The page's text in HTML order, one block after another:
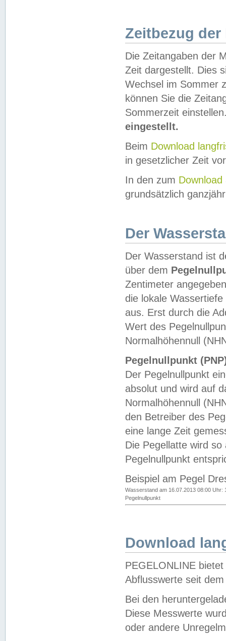
Zeitbezug der
Die Zeitangaben der
Zeit dargestellt. Dies
Wechsel im Sommer
können Sie die
Sommerzeit
eingestellt.
Beim Download
in gesetzlicher Zeit
In den zum Download
grundsätzlich
Der
Der Wasserstand ist
über dem
Zentimeter
die lokale
aus. Erst durch die
Wert des
Normalhöhennull
Pegelnullpunkt
Der Pegelnullpunkt
absolut und wird auf
Normalhöhennull
den Betreiber des
eine lange Zeit
Die Pegellatte wird
Pegelnullpunkt
Beispiel am Pegel
Wasserstand am 16.07.2013 08:00 Uhr:
Pegelnullpunkt
Download
PEGELONLINE
Abflusswerte seit
Bei den
Diese Messwerte
oder andere